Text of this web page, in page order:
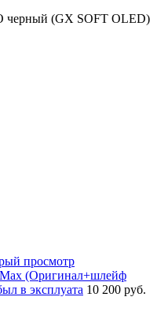
черный (GX SOFT OLED)
просмотр
(Оригинал+шлейф
в эксплуата 10 200 руб.